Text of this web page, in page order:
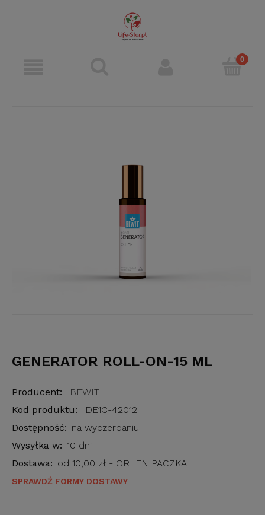
GENERATOR ROLL-ON-15 ML
Producent:
BEWIT
Kod produktu:
DE1C-42012
Dostępność: na wyczerpaniu
Wysyłka w: 10 dni
Dostawa: od 10,00 zł - ORLEN PACZKA
SPRAWDŹ FORMY DOSTAWY